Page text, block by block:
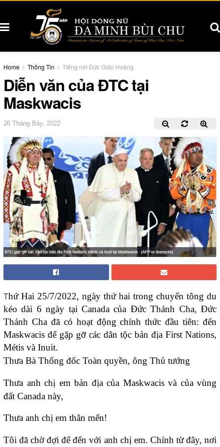
Home Thông Tin Tiếng nói Đức Giáo Hoàng
Diễn văn của ĐTC tại
Maskwacis
26 Tháng Bảy, 2022
Thứ Hai 25/7/2022, ngày thứ hai trong chuyến tông du
kéo dài 6 ngày tại Canada của Đức Thánh Cha, Đức
Thánh Cha đã có hoạt động chính thức đầu tiên: đến
Maskwacis để gặp gỡ các dân tộc bản địa First Nations,
Métis và Inuit.
Thưa Bà Thống đốc Toàn quyền, ông Thủ tướng
Thưa anh chị em bản địa của Maskwacis và của vùng
đất Canada này,
Thưa anh chị em thân mến!
Tôi đã chờ đợi để đến với anh chị em. Chính từ đây, nơi